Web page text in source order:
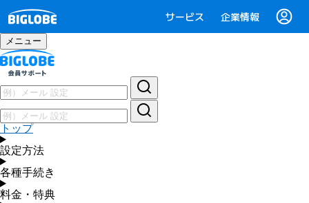
サービス 企業情報
メニュー
トップ
設定方法
各種手続き
料金・特典